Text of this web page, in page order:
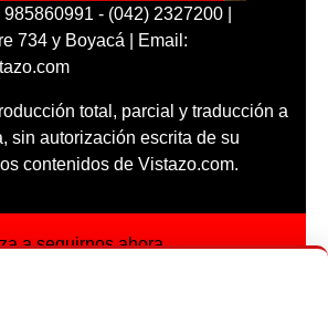
- (042) 2327200 |
734 y Boyacá | Email:
total, parcial y traducción a
sin autorización escrita de su
contenidos de Vistazo.com.
a seguirnos ahora